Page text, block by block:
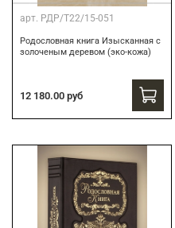
арт. РДР/Т22/15-051
Родословная книга Изысканная с
золоченым деревом (эко-кожа)
12 180.00 руб